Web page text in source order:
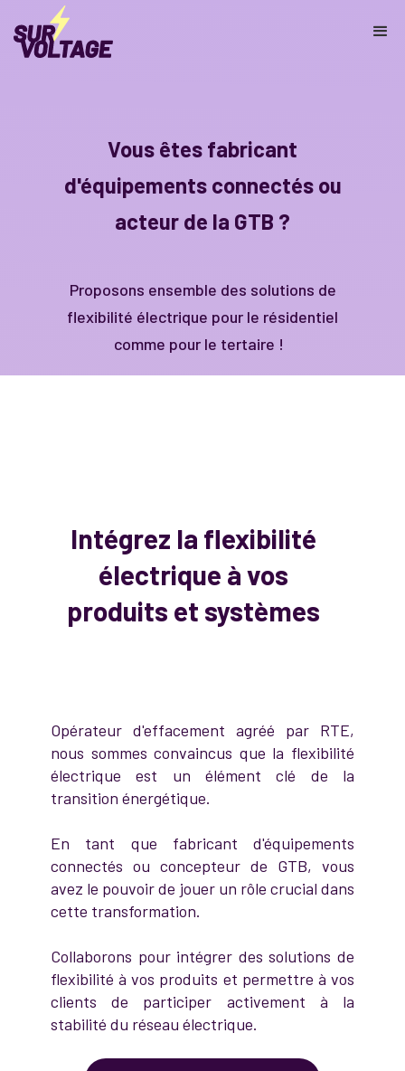
Vous êtes fabricant
d'équipements connectés ou
acteur de la GTB ?
Proposons ensemble des solutions de
flexibilité électrique pour le résidentiel
comme pour le tertaire !
Intégrez la flexibilité
électrique à vos
produits et systèmes
Opérateur d'effacement agréé par RTE,
nous sommes convaincus que la flexibilité
électrique est un élément clé de la
transition énergétique.
En tant que fabricant d'équipements
connectés ou concepteur de GTB, vous
avez le pouvoir de jouer un rôle crucial dans
cette transformation.
Collaborons pour intégrer des solutions de
flexibilité à vos produits et permettre à vos
clients de participer activement à la
stabilité du réseau électrique.